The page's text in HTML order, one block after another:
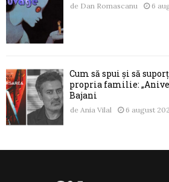
de Dan Romascanu 6
Cum să spui și să
propria familie:
Bajani
de Ania Vilal 6 august